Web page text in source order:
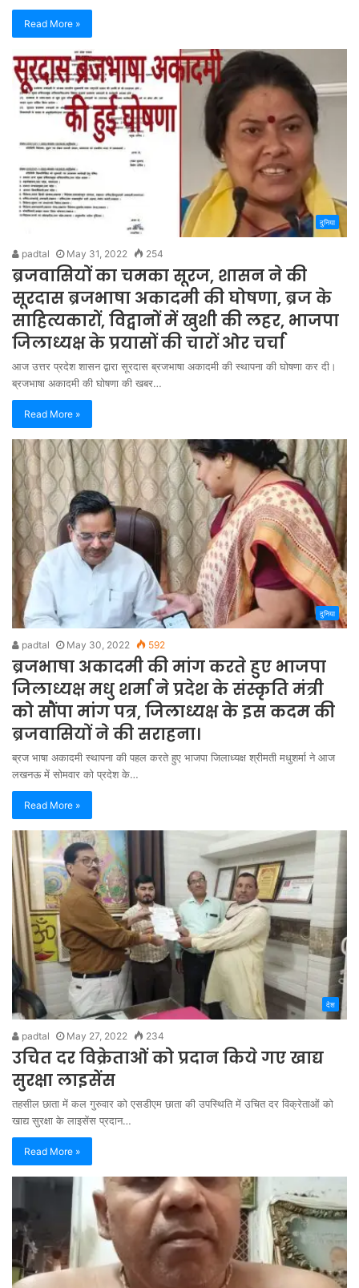
Read More »
दुनिया
padtal May 31, 2022 254
ब्रजवासियों का चमका सूरज, शासन ने की
सूरदास ब्रजभाषा अकादमी की घोषणा, ब्रज के
साहित्यकारों, विद्वानों में खुशी की लहर, भाजपा
जिलाध्यक्ष के प्रयासों की चारों ओर चर्चा
आज उत्तर प्रदेश शासन द्वारा सूरदास ब्रजभाषा अकादमी की स्थापना की घोषणा कर दी।
ब्रजभाषा अकादमी की घोषणा की खबर…
Read More »
दुनिया
padtal May 30, 2022 592
ब्रजभाषा अकादमी की मांग करते हुए भाजपा
जिलाध्यक्ष मधु शर्मा ने प्रदेश के संस्कृति मंत्री
को सौंपा मांग पत्र, जिलाध्यक्ष के इस कदम की
ब्रजवासियों ने की सराहना।
ब्रज भाषा अकादमी स्थापना की पहल करते हुए भाजपा जिलाध्यक्ष श्रीमती मधुशर्मा ने आज
लखनऊ में सोमवार को प्रदेश के…
Read More »
देश
padtal May 27, 2022 234
उचित दर विक्रेताओं को प्रदान किये गए खाद्य
सुरक्षा लाइसेंस
तहसील छाता में कल गुरुवार को एसडीएम छाता की उपस्थिति में उचित दर विक्रेताओं को
खाद्य सुरक्षा के लाइसेंस प्रदान…
Read More »